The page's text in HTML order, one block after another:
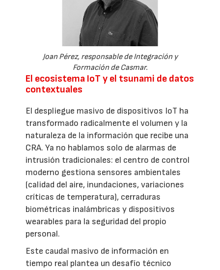
Joan Pérez, responsable de Integración y
Formación de Casmar.
El ecosistema IoT y el tsunami de datos
contextuales
El despliegue masivo de dispositivos IoT ha
transformado radicalmente el volumen y la
naturaleza de la información que recibe una
CRA. Ya no hablamos solo de alarmas de
intrusión tradicionales: el centro de control
moderno gestiona sensores ambientales
(calidad del aire, inundaciones, variaciones
críticas de temperatura), cerraduras
biométricas inalámbricas y dispositivos
wearables para la seguridad del propio
personal.
Este caudal masivo de información en
tiempo real plantea un desafío técnico